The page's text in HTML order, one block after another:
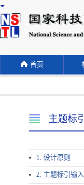
首页
主题标
1. 设计原则
2. 主题标引输